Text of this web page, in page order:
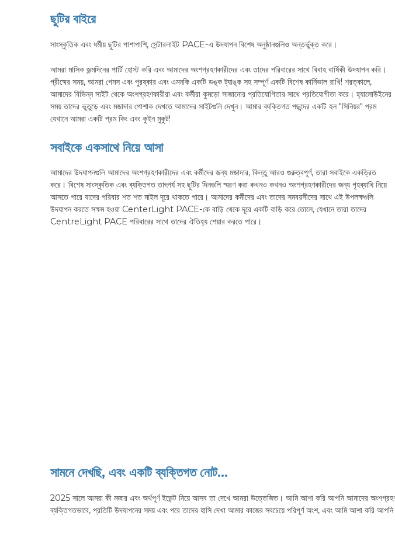
ছুটির বাইরে
সাংস্কৃতিক এবং ধর্মীয় ছুটির পাশাপাশি, সেন্টারলাইট PACE-এ উদযাপন বিশেষ অনুষ্ঠানগুলিও অন্তর্ভুক্ত করে।
আমরা মাসিক জন্মদিনের পার্টি হোস্ট করি এবং আমাদের অংশগ্রহণকারীদের এবং তাদের পরিবারের সাথে বিবাহ বার্ষিকী উদযাপন করি।
গ্রীষ্মের সময়, আমরা গেমস এবং পুরষ্কার এবং এমনকি একটি ডঙ্ক ট্যাঙ্ক সহ সম্পূর্ণ একটি বিশেষ কার্নিভাল রাখি! শরত্কালে,
আমাদের বিভিন্ন সাইট থেকে অংশগ্রহণকারীরা এবং কর্মীরা কুমড়ো সাজানোর প্রতিযোগিতার সাথে প্রতিযোগীতা করে। হ্যালোউইনের
সময় তাদের ভুতুড়ে এবং মজাদার পোশাক দেখতে আমাদের সাইটগুলি দেখুন। আমার ব্যক্তিগত পছন্দের একটি হল "সিনিয়র" প্রম
যেখানে আমরা একটি প্রম কিং এবং কুইন মুকুট!
সবাইকে একসাথে নিয়ে আসা
আমাদের উদযাপনগুলি আমাদের অংশগ্রহণকারীদের এবং কর্মীদের জন্য মজাদার, কিন্তু আরও গুরুত্বপূর্ণ, তারা সবাইকে একত্রিত
করে। বিশেষ সাংস্কৃতিক এবং ব্যক্তিগত তাৎপর্য সহ ছুটির দিনগুলি স্মরণ করা কখনও কখনও অংশগ্রহণকারীদের জন্য গৃহব্যাধি নিয়ে
আসতে পারে যাদের পরিবার শত শত মাইল দূরে থাকতে পারে। আমাদের কর্মীদের এবং তাদের সমবয়সীদের সাথে এই উপলক্ষগুলি
উদযাপন করতে সক্ষম হওয়া CenterLight PACE-কে বাড়ি থেকে দূরে একটি বাড়ি করে তোলে, যেখানে তারা তাদের
CentreLight PACE পরিবারের সাথে তাদের ঐতিহ্য শেয়ার করতে পারে।
সামনে দেখছি, এবং একটি ব্যক্তিগত নোট…
2025 সালে আমরা কী মজার এবং অর্থপূর্ণ ইভেন্ট নিয়ে আসব তা দেখে আমরা উত্তেজিত। আমি আশা করি আপনি আমাদের
ব্যক্তিগতভাবে, প্রতিটি উদযাপনের সময় এবং পরে তাদের হাসি দেখা আমার কাজের সবচেয়ে পরিপূর্ণ অংশ, এবং আমি আশা করি